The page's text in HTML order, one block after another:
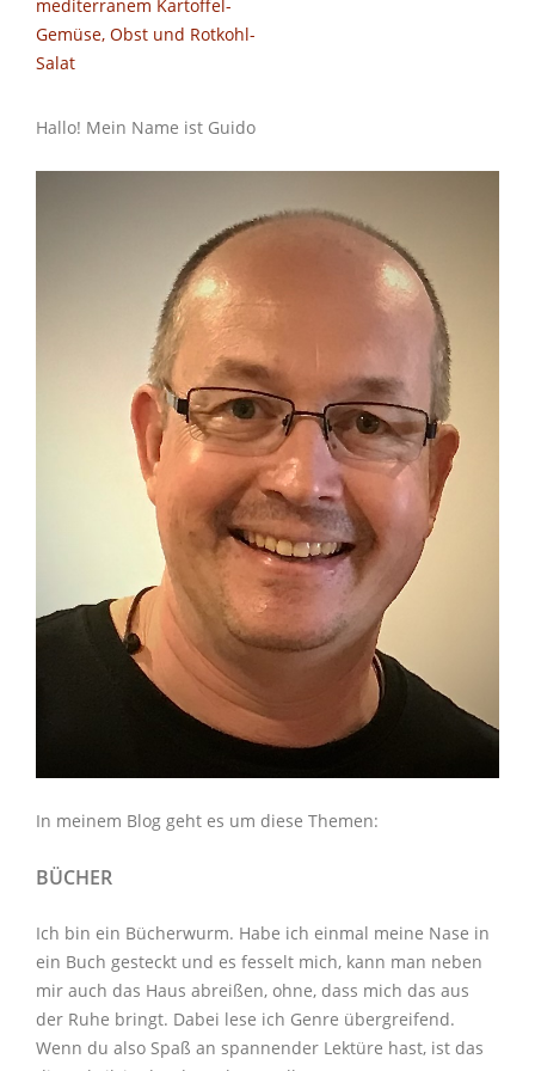
navigation
mediterranem Kartoffel-
Gemüse, Obst und Rotkohl-
Salat
Hallo! Mein Name ist Guido
In meinem Blog geht es um diese Themen:
BÜCHER
Ich bin ein Bücherwurm. Habe ich einmal meine Nase in
ein Buch gesteckt und es fesselt mich, kann man neben
mir auch das Haus abreißen, ohne, dass mich das aus
der Ruhe bringt. Dabei lese ich Genre übergreifend.
Wenn du also Spaß an spannender Lektüre hast, ist das